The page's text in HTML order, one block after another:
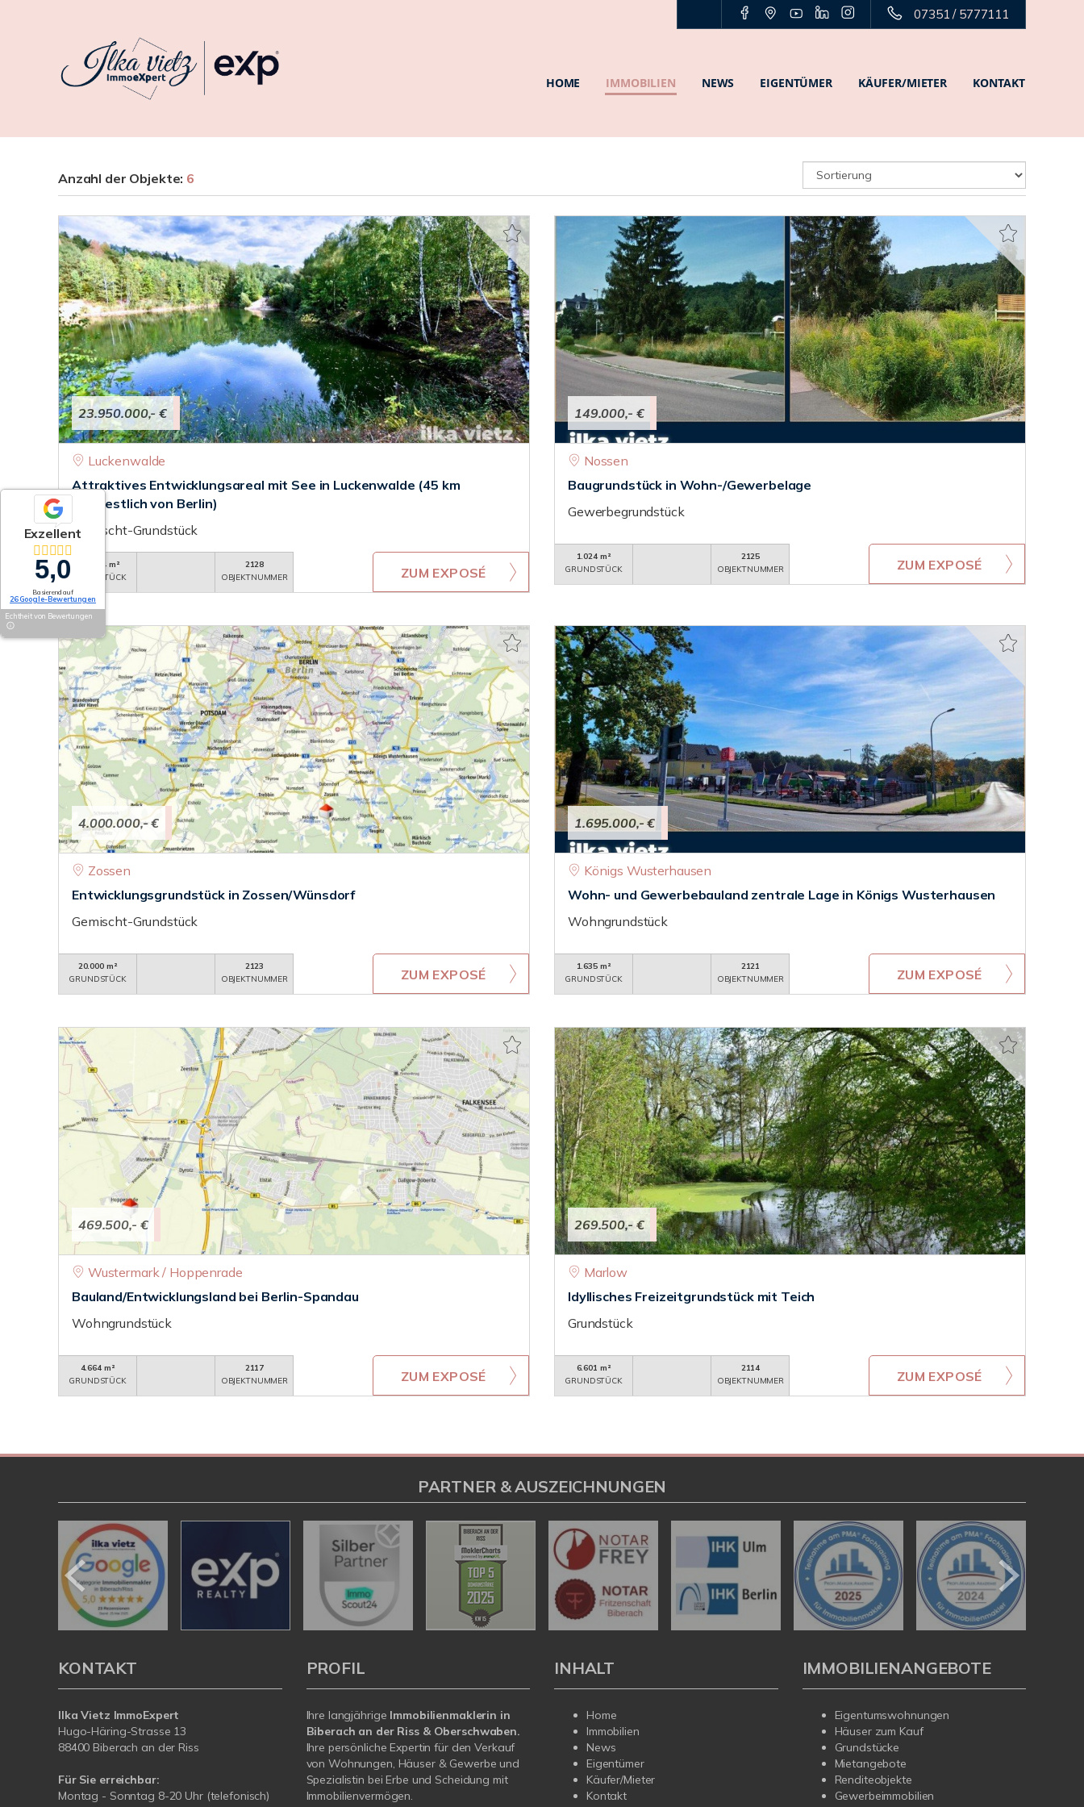
07351 / 5777111
HOME IMMOBILIEN NEWS EIGENTÜMER KÄUFER/MIETER KONTAKT
Anzahl der Objekte: 6
23.950.000,- €
Luckenwalde
Attraktives Entwicklungsareal mit See in Luckenwalde (45 km
südwestlich von Berlin)
Gemischt-Grundstück
103.824 m²
GRUNDSTÜCK
2128
OBJEKTNUMMER
ZUM EXPOSÉ
149.000,- €
Nossen
Baugrundstück in Wohn-/Gewerbelage
Gewerbegrundstück
1.024 m²
GRUNDSTÜCK
2125
OBJEKTNUMMER
ZUM EXPOSÉ
4.000.000,- €
Zossen
Entwicklungsgrundstück in Zossen/Wünsdorf
Gemischt-Grundstück
20.000 m²
GRUNDSTÜCK
2123
OBJEKTNUMMER
ZUM EXPOSÉ
1.695.000,- €
Königs Wusterhausen
Wohn- und Gewerbebauland zentrale Lage in Königs Wusterhausen
Wohngrundstück
1.635 m²
GRUNDSTÜCK
2121
OBJEKTNUMMER
ZUM EXPOSÉ
469.500,- €
Wustermark / Hoppenrade
Bauland/Entwicklungsland bei Berlin-Spandau
Wohngrundstück
4.664 m²
GRUNDSTÜCK
2117
OBJEKTNUMMER
ZUM EXPOSÉ
269.500,- €
Marlow
Idyllisches Freizeitgrundstück mit Teich
Grundstück
6.601 m²
GRUNDSTÜCK
2114
OBJEKTNUMMER
ZUM EXPOSÉ
Exzellent
5,0
Basierend auf
26 Google-Bewertungen
Echtheit von Bewertungen
PARTNER & AUSZEICHNUNGEN
KONTAKT
Ilka Vietz ImmoExpert
Hugo-Häring-Strasse 13
88400 Biberach an der Riss
Für Sie erreichbar:
Montag - Sonntag 8-20 Uhr (telefonisch)
PROFIL
Ihre langjährige Immobilienmaklerin in
Biberach an der Riss & Oberschwaben.
Ihre persönliche Expertin für den Verkauf
von Wohnungen, Häuser & Gewerbe und
Spezialistin bei Erbe und Scheidung mit
Immobilienvermögen.
INHALT
Home
Immobilien
News
Eigentümer
Käufer/Mieter
Kontakt
IMMOBILIENANGEBOTE
Eigentumswohnungen
Häuser zum Kauf
Grundstücke
Mietangebote
Renditeobjekte
Gewerbeimmobilien